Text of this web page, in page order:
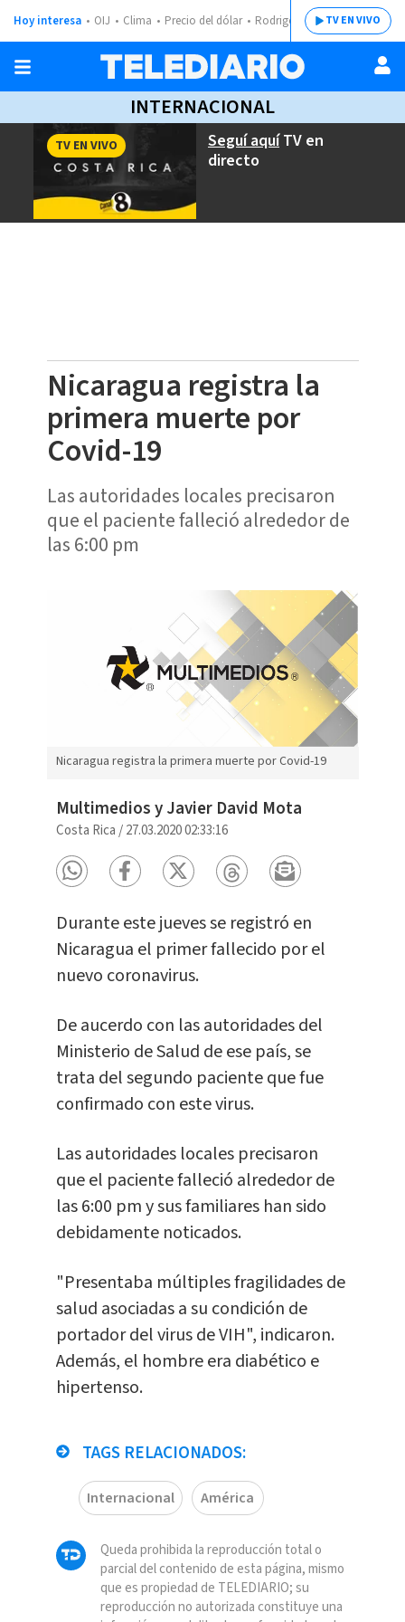
Hoy interesa OIJ Clima Precio del dólar Rodrigo ChavesTV EN VIVO
INTERNACIONAL
Seguí aquíTV en
directo
TV EN VIVO
Nicaragua registra la
primera muerte por
Covid-19
Las autoridades locales precisaron
que el paciente falleció alrededor de
las 6:00 pm
Nicaragua registra la primera muerte por Covid-19
Multimedios y Javier David Mota
Costa Rica /27.03.2020 02:33:16
Durante este jueves se registró en
Nicaragua el primer fallecido por el
nuevo coronavirus.
De aucerdo con las autoridades del
Ministerio de Salud de ese país, se
trata del segundo paciente que fue
confirmado con este virus.
Las autoridades locales precisaron
que el paciente falleció alrededor de
las 6:00 pm y sus familiares han sido
debidamente noticados.
"Presentaba múltiples fragilidades de
salud asociadas a su condición de
portador del virus de VIH", indicaron.
Además, el hombre era diabético e
hipertenso.
TAGS RELACIONADOS:
Internacional América
Queda prohibida la reproducción total o
parcial del contenido de esta página, mismo
que es propiedad de TELEDIARIO; su
reproducción no autorizada constituye una